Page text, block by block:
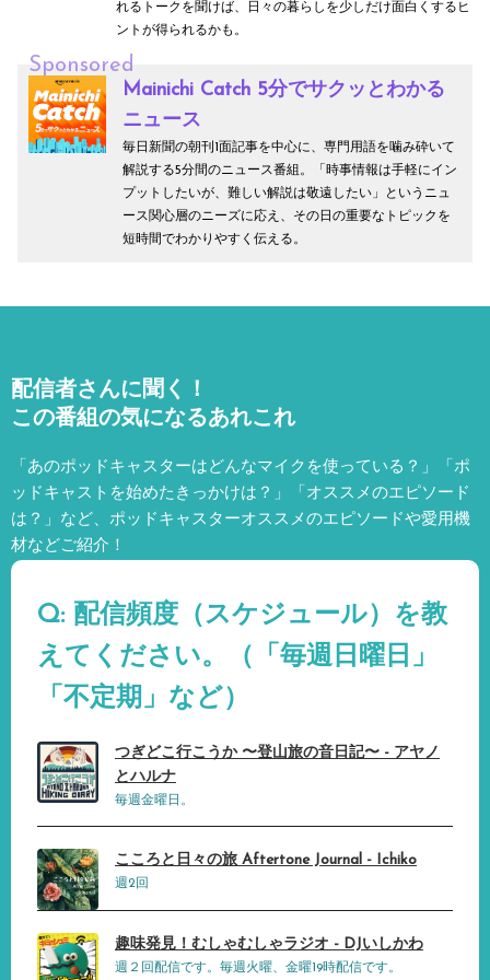
れるトークを聞けば、日々の暮らしを少しだけ面白くするヒ
ントが得られるかも。
Sponsored
Mainichi Catch 5分でサクッとわかる
ニュース
毎日新聞の朝刊1面記事を中心に、専門用語を噛み砕いて
解説する5分間のニュース番組。「時事情報は手軽にイン
プットしたいが、難しい解説は敬遠したい」というニュ
ース関心層のニーズに応え、その日の重要なトピックを
短時間でわかりやすく伝える。
配信者さんに聞く！
この番組の気になるあれこれ
「あのポッドキャスターはどんなマイクを使っている？」「ポ
ッドキャストを始めたきっかけは？」「オススメのエピソード
は？」など、 ポッドキャスターオススメのエピソードや愛用機
材などご紹介！
Q: 配信頻度（スケジュール）を教
えてください。（「毎週日曜日」
「不定期」など）
つぎどこ行こうか 〜登山旅の音日記〜 - アヤノ
とハルナ
毎週金曜日。
こころと日々の旅 Aftertone Journal - Ichiko
週2回
趣味発見！むしゃむしゃラジオ - DJいしかわ
週２回配信です。毎週火曜、金曜19時配信です。